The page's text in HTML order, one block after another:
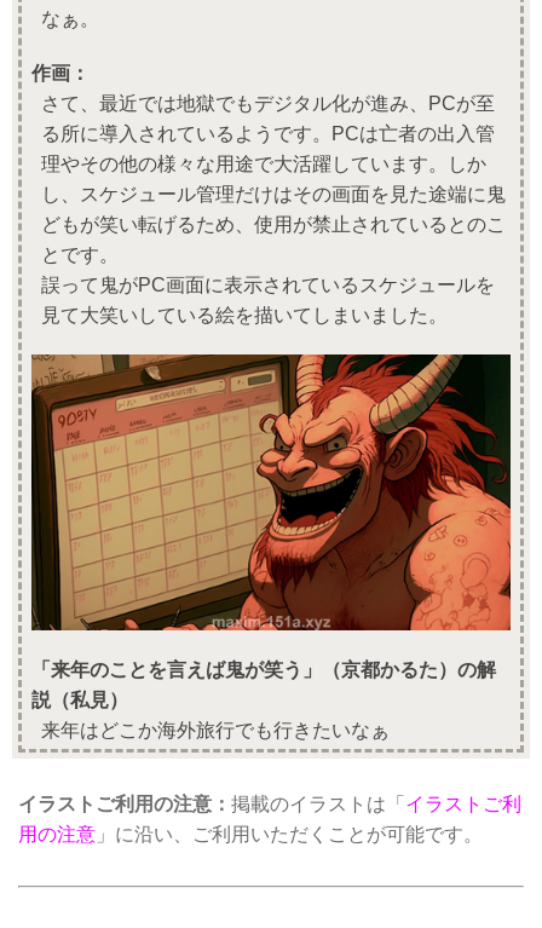
なぁ。
作画：
さて、最近では地獄でもデジタル化が進み、PCが至
る所に導入されているようです。PCは亡者の出入管
理やその他の様々な用途で大活躍しています。しか
し、スケジュール管理だけはその画面を見た途端に鬼
どもが笑い転げるため、使用が禁止されているとのこ
とです。
誤って鬼がPC画面に表示されているスケジュールを
見て大笑いしている絵を描いてしまいました。
「来年のことを言えば鬼が笑う」（京都かるた）の解
説（私見）
来年はどこか海外旅行でも行きたいなぁ
イラストご利用の注意： 掲載のイラストは「 イラストご利
用の注意 」に沿い、ご利用いただくことが可能です。